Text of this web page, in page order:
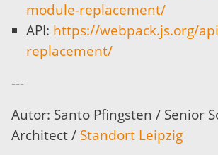
module-replacement/
API: https://webpack.js.org/
replacement/
---
Autor: Santo Pfingsten / Senior
Architect / Standort Leipzig